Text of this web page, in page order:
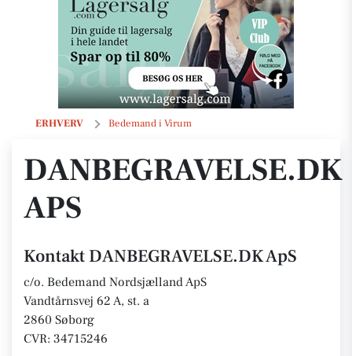
ERHVERV Bedemand i Virum
DANBEGRAVELSE.DK ApS
DANBEGRAVELSE.DK
APS
Kontakt DANBEGRAVELSE.DK ApS
c/o. Bedemand Nordsjælland ApS
Vandtårnsvej 62 A, st. a
2860 Søborg
CVR: 34715246